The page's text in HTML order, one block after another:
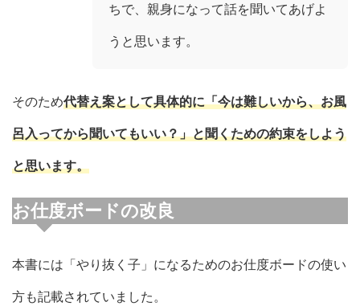
ちで、親身になって話を聞いてあげよ
うと思います。
そのため代替え案として具体的に「今は難しいから、お風
呂入ってから聞いてもいい？」と聞くための約束をしよう
と思います。
お仕度ボードの改良
本書には「やり抜く子」になるためのお仕度ボードの使い
方も記載されていました。